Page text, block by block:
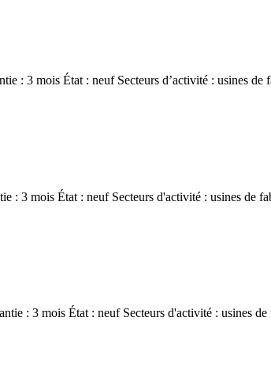
: 3 mois État : neuf Secteurs d’activité : usines de
3 mois État : neuf Secteurs d'activité : usines de
: 3 mois État : neuf Secteurs d'activité : usines